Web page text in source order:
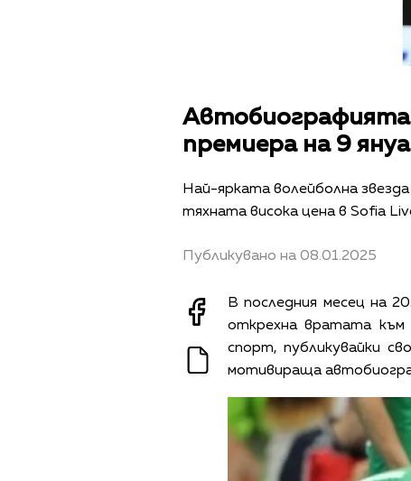
Автобиографията
премиера на 9
Най-ярката волейболна
тяхната висока цена в Sofia
Публикувано на 08.01.2025
В последния месец на
открехна вратата към
спорт, публикувайки
мотивираща